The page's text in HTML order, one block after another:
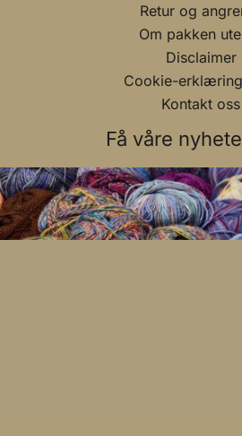
Retur og
Om pakken
Disclaimer
Cookie-
Kontakt oss
Få våre